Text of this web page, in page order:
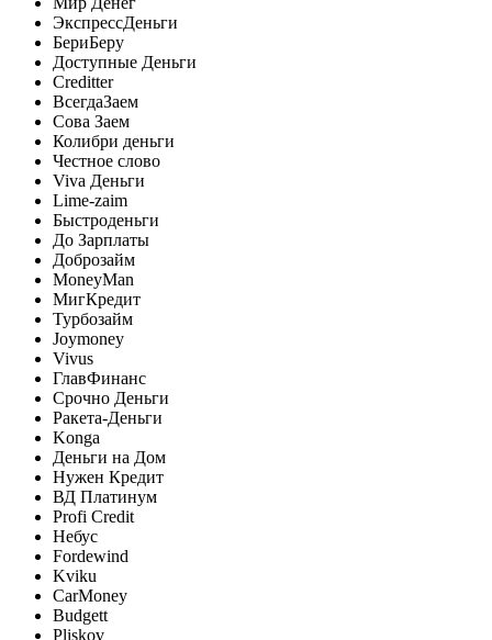
ЭкспрессДеньги
БериБеру
Доступные Деньги
Creditter
ВсегдаЗаем
Сова Заем
Колибри деньги
Честное слово
Viva Деньги
Lime-zaim
Быстроденьги
До Зарплаты
Доброзайм
MoneyMan
МигКредит
Турбозайм
Joymoney
Vivus
ГлавФинанс
Срочно Деньги
Ракета-Деньги
Konga
Деньги на Дом
Нужен Кредит
ВД Платинум
Profi Credit
Небус
Fordewind
Kviku
CarMoney
Budgett
Pliskov